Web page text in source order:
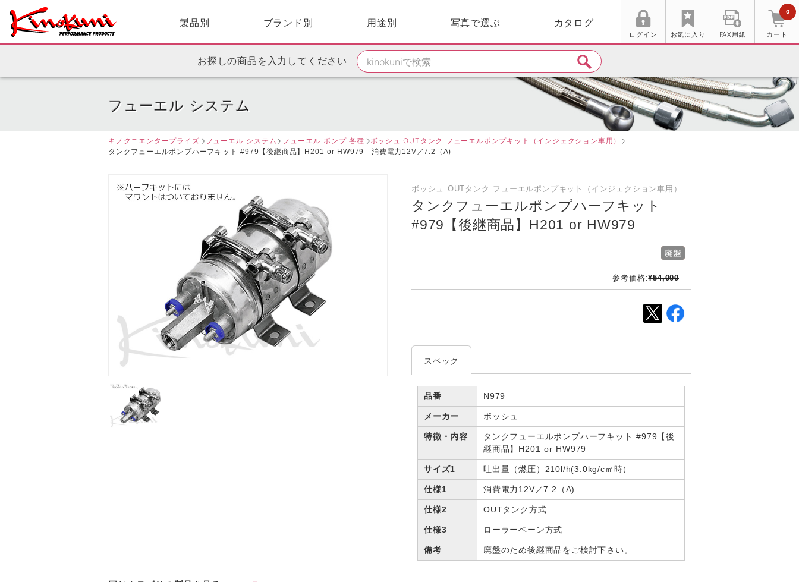
製品別 ブランド別 用途別 写真で選ぶ カタログ
ログイン お気に入り FAX用紙 カート
0
お探しの商品を入力してください
フューエル システム
キノクニエンタープライズ フューエル システム フューエル ポンプ 各種 ボッシュ OUTタンク フューエルポンプキット（インジェクション車用）
タンクフューエルポンプハーフキット #979【後継商品】H201 or HW979 消費電力12V／7.2（A)
ボッシュ OUTタンク フューエルポンプキット（インジェクション車用）
タンクフューエルポンプハーフキット
#979【後継商品】H201 or HW979
参考価格:¥54,000
スペック
品番 N979
メーカー ボッシュ
特徴・内容
タンクフューエルポンプハーフキット #979【後
継商品】H201 or HW979
サイズ1 吐出量（燃圧）210l/h(3.0kg/c㎡時）
仕様1 消費電力12V／7.2（A)
仕様2 OUTタンク方式
仕様3 ローラーベーン方式
備考 廃盤のため後継商品をご検討下さい。